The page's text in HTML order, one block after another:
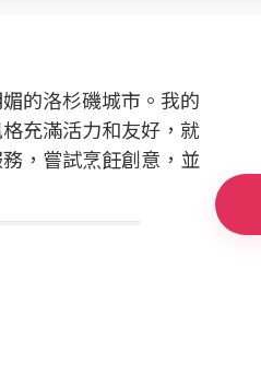
的洛杉磯城市。我的
充滿活力和友好，就
，嘗試烹飪創意，並